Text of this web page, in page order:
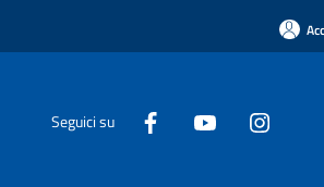
Seguici su